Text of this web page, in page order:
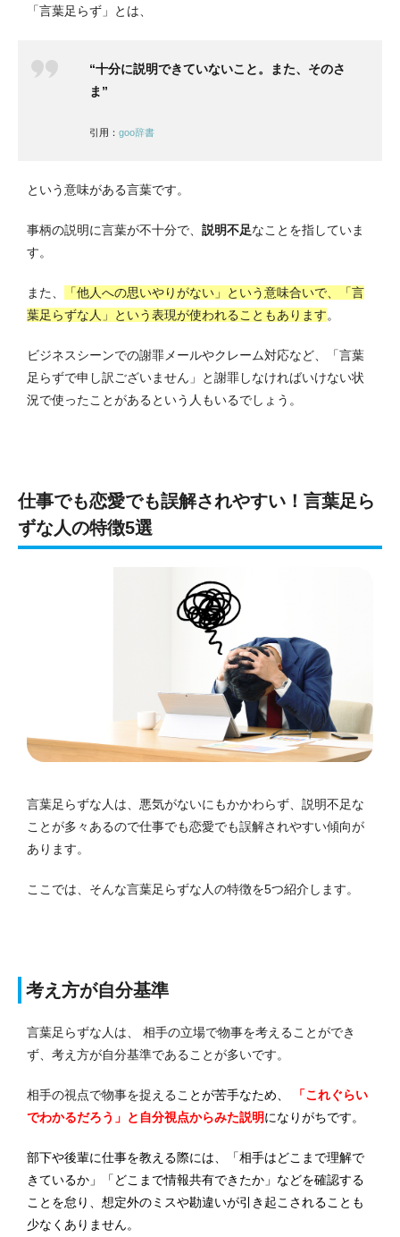
「言葉足らず」とは、
“十分に説明できていないこと。また、そのさ
ま”
引用： goo辞書
という意味がある言葉です。
事柄の説明に言葉が不十分で、 説明不足なことを指していま
す。
また、
「他人への思いやりがない」という意味合いで、「言
葉足らずな人」という表現が使われることもあります。
ビジネスシーンでの謝罪メールやクレーム対応など、「言葉
足らずで申し訳ございません」と謝罪しなければいけない状
況で使ったことがあるという人もいるでしょう。
仕事でも恋愛でも誤解されやすい！言葉足ら
ずな人の特徴5選
言葉足らずな人は、悪気がないにもかかわらず、説明不足な
ことが多々あるので仕事でも恋愛でも誤解されやすい傾向が
あります。
ここでは、そんな言葉足らずな人の特徴を5つ紹介します。
考え方が自分基準
言葉足らずな人は、 相手の立場で物事を考えることができ
ず、考え方が自分基準であることが多いです。
相手の視点で物事を捉えるこ とが苦手なため、
「これぐらい
でわかるだろう」と自分視点からみた説明になりがちです。
部下や後輩に仕事を教える際には、「相手はどこまで理解で
きているか」「どこまで情報共有できたか」などを確認する
ことを怠り、想定外のミスや勘違いが引き起こされることも
少なくありません。